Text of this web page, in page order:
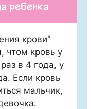
ребенка
крови"
чтом кровь у
в 4 года, у
Если кровь
мальчик,